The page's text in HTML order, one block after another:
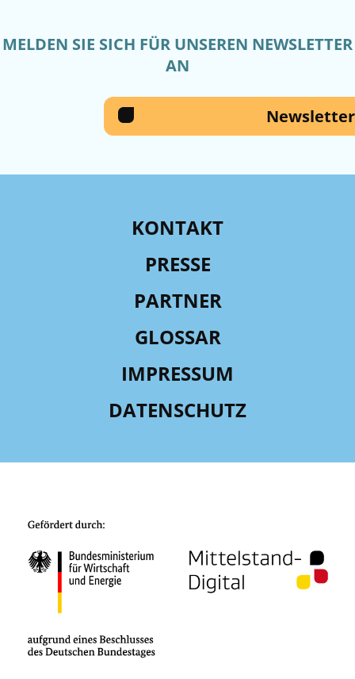
MELDEN SIE SICH FÜR UNSEREN NEWSLETTER
AN
Newsletter
KONTAKT
PRESSE
PARTNER
GLOSSAR
IMPRESSUM
DATENSCHUTZ